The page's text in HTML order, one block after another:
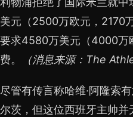
美元（2500万欧元，2170
要求4580万美元（4000万
费。
（消息来源：The
尽管有传言称哈维·阿隆索
尔茨，但这位西班牙主帅